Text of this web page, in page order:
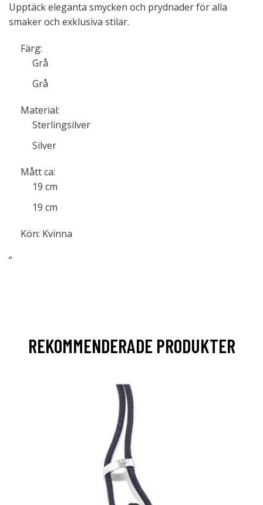
Upptäck eleganta smycken och prydnader för alla
smaker och exklusiva stilar.
Färg:
Grå
Grå
Material:
Sterlingsilver
Silver
Mått ca:
19 cm
19 cm
Kön: Kvinna
”
REKOMMENDERADE PRODUKTER